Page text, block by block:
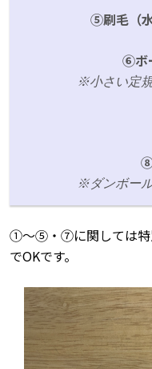
⑤刷毛（水
➅ボ
※小さい定
⑧
※ダンボー
➀～⑤・⑦に関しては特
でOKです。